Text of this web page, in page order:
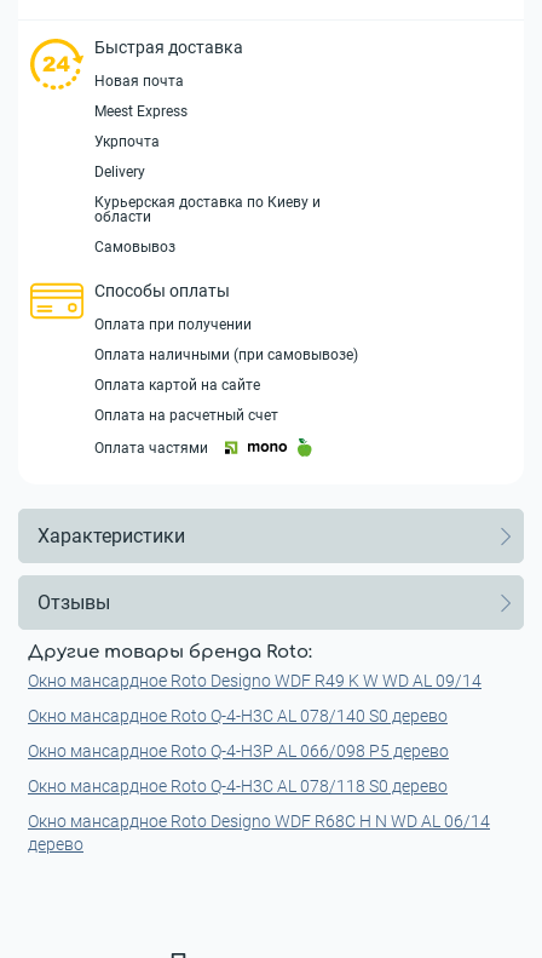
Быстрая доставка
Новая почта
Meest Express
Укрпочта
Delivery
Курьерская доставка по Киеву и
области
Самовывоз
Способы оплаты
Оплата при получении
Оплата наличными (при самовывозе)
Оплата картой на сайте
Оплата на расчетный счет
Оплата частями
Характеристики
Отзывы
Другие товары бренда Roto:
Окно мансардное Roto Designo WDF R49 K W WD AL 09/14
Окно мансардное Roto Q-4-H3C AL 078/140 S0 дерево
Окно мансардное Roto Q-4-H3P AL 066/098 P5 дерево
Окно мансардное Roto Q-4-H3C AL 078/118 S0 дерево
Окно мансардное Roto Designo WDF R68С H N WD AL 06/14
дерево